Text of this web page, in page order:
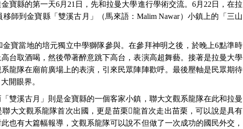
寶縣的第一天6月 21 日，先和拉曼大學進行學術交流。 6月 22 日，在拉
師到金寶縣「雙溪古月」（馬來語：Malim Nawar）小鎮上的「三山
寶當地的培元獨立中學獅隊參與。在參拜神明之後，於晚上6點準時
台取酒喝，然後帶著醉意跳下高台，表演高超舞藝。接著是拉曼大學
龍隊在廟前廣場上的表演，引來民眾陣陣歡呼。最後壓軸是民眾期待
開眼界。
雙溪古月」則是金寶縣的一個客家小鎮，聯大文觀系龍隊在此和拉曼
大文觀系龍隊首次出國，更是苗栗𪹚龍首次走出苗栗，可以說是具有
也有大篇幅報導，文觀系龍隊可以說不但做了一次成功的國民外交，